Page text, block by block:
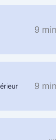
9
9